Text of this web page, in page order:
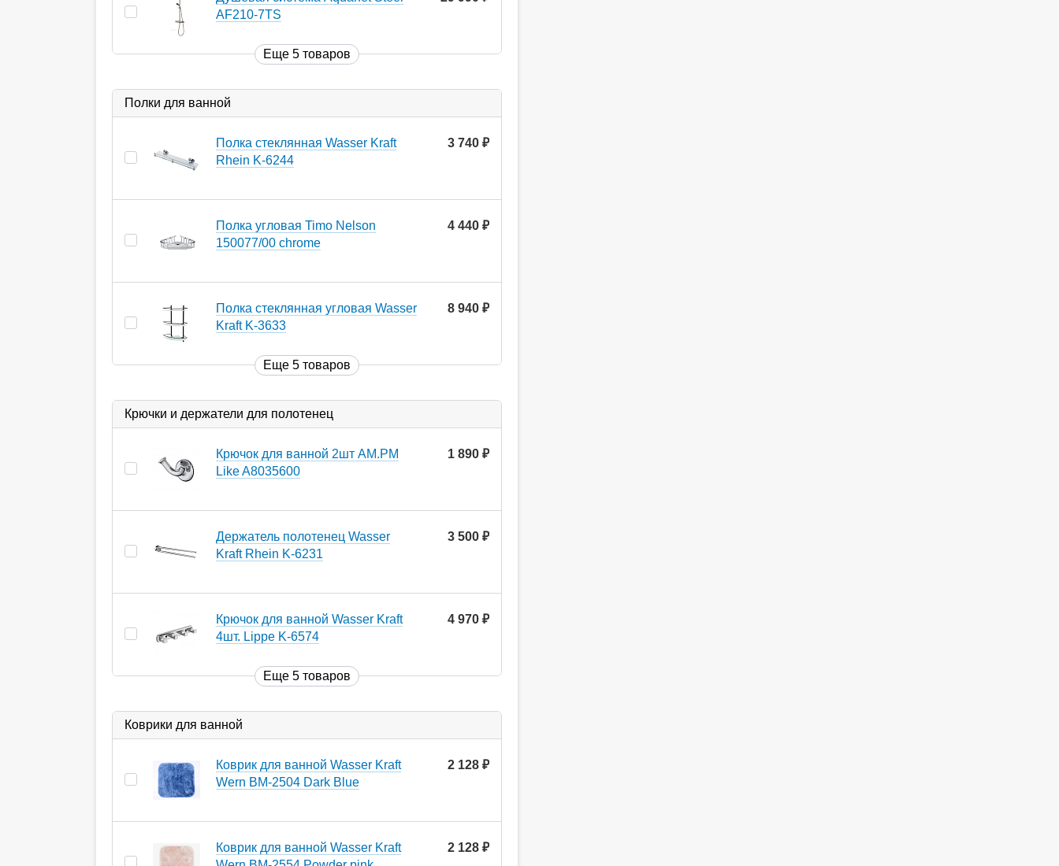
AF210-7TS
Еще 5 товаров
Полки для ванной
Полка стеклянная Wasser Kraft
Rhein K-6244
3 740
Полка угловая Timo Nelson
150077/00 chrome
4 440
Полка стеклянная угловая Wasser
Kraft K-3633
8 940
Еще 5 товаров
Крючки и держатели для полотенец
Крючок для ванной 2шт AM.PM
Like A8035600
1 890
Держатель полотенец Wasser
Kraft Rhein K-6231
3 500
Крючок для ванной Wasser Kraft
4шт. Lippe K-6574
4 970
Еще 5 товаров
Коврики для ванной
Коврик для ванной Wasser Kraft
Wern BM-2504 Dark Blue
2 128
Коврик для ванной Wasser Kraft
2 128